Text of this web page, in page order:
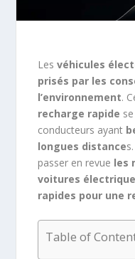
Les véhicules
prisés par les
l’environnement.
recharge rapide
conducteurs ayant
longues distance
passer en revue les
voitures
rapides pour une
Table of